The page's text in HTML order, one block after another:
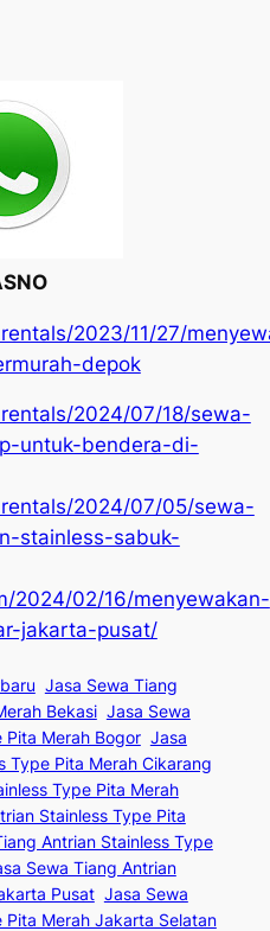
2023/11/27/
depok
2024/07/18/sewa-
untuk-bendera-di-
2024/07/05/sewa-
stainless-sabuk-
2024/02/16/menyewakan-
jakarta-pusat/
Jasa Sewa Tiang
Bekasi Jasa Sewa
Pita Merah Bogor Jasa
Type Pita Merah Cikarang
Type Pita Merah
Stainless Type Pita
Antrian Stainless Type
Sewa Tiang Antrian
Pusat Jasa Sewa
Merah Jakarta Selatan